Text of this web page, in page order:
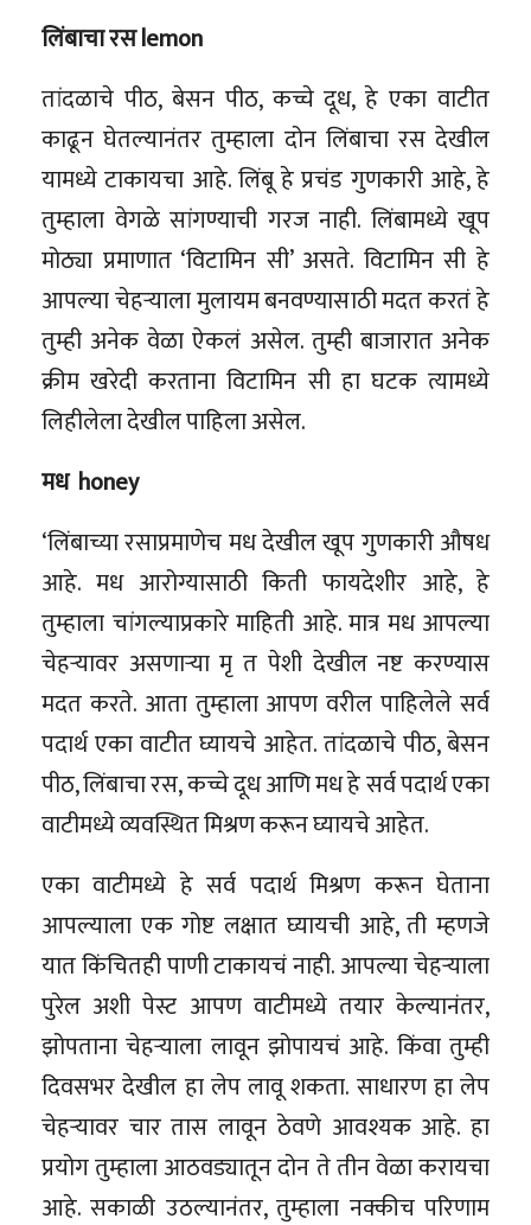
लिंबाचा रस lemon
तांदळाचे पीठ, बेसन पीठ, कच्चे दूध, हे एका वाटीत
काढून घेतल्यानंतर तुम्हाला दोन लिंबाचा रस देखील
यामध्ये टाकायचा आहे. लिंबू हे प्रचंड गुणकारी आहे, हे
तुम्हाला वेगळे सांगण्याची गरज नाही. लिंबामध्ये खूप
मोठ्या प्रमाणात ‘विटामिन सी’ असते. विटामिन सी हे
आपल्या चेहऱ्याला मुलायम बनवण्यासाठी मदत करतं हे
तुम्ही अनेक वेळा ऐकलं असेल. तुम्ही बाजारात अनेक
क्रीम खरेदी करताना विटामिन सी हा घटक त्यामध्ये
लिहीलेला देखील पाहिला असेल.
मध honey
‘लिंबाच्या रसाप्रमाणेच मध देखील खूप गुणकारी औषध
आहे. मध आरोग्यासाठी किती फायदेशीर आहे, हे
तुम्हाला चांगल्याप्रकारे माहिती आहे‌‌. मात्र मध आपल्या
चेहऱ्यावर असणाऱ्या मृ त पेशी देखील नष्ट करण्यास
मदत करते. आता तुम्हाला आपण वरील पाहिलेले सर्व
पदार्थ एका वाटीत घ्यायचे आहेत. तांदळाचे पीठ, बेसन
पीठ, लिंबाचा रस, कच्चे दूध आणि मध हे सर्व पदार्थ एका
वाटीमध्ये व्यवस्थित मिश्रण करून घ्यायचे आहेत.
एका वाटीमध्ये हे सर्व पदार्थ मिश्रण करून घेताना
आपल्याला एक गोष्ट लक्षात घ्यायची आहे, ती म्हणजे
यात किंचितही पाणी टाकायचं नाही. आपल्या चेहऱ्याला
पुरेल अशी पेस्ट आपण वाटीमध्ये तयार केल्यानंतर,
झोपताना चेहऱ्याला लावून झोपायचं आहे. किंवा तुम्ही
दिवसभर देखील हा लेप लावू शकता. साधारण हा लेप
चेहऱ्यावर चार तास लावून ठेवणे आवश्यक आहे. हा
प्रयोग तुम्हाला आठवड्यातून दोन ते तीन वेळा करायचा
आहे. सकाळी उठल्यानंतर, तुम्हाला नक्कीच परिणाम